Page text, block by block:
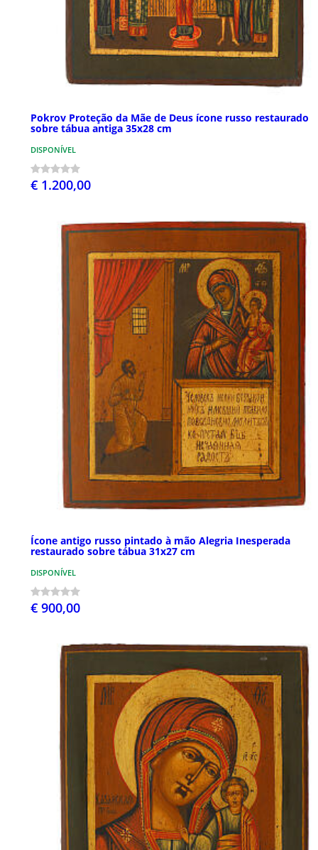
Pokrov Proteção da Mãe de Deus ícone russo restaurado
sobre tábua antiga 35x28 cm
DISPONÍVEL
€ 1.200,00
Ícone antigo russo pintado à mão Alegria Inesperada
restaurado sobre tábua 31x27 cm
DISPONÍVEL
€ 900,00